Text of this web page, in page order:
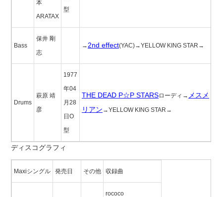
本
ARATAX
型
Bass
保井 剛
志
→ 2nd effect(YAC)→YELLOW KING STAR→
Drums
萩原 靖
彦
1977
年04
月28
日O
型
THE DEAD P☆P STARSローディ→ メスメ
リアン →YELLOW KING STAR→
ディスコグラフィ
Maxiシングル 発売日 その他 収録曲
rococo